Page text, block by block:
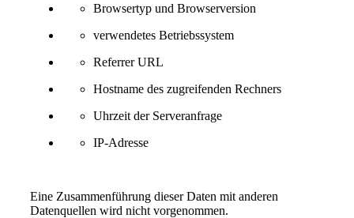
Browsertyp und Browserversion
verwendetes Betriebssystem
Referrer URL
Hostname des zugreifenden Rechners
Uhrzeit der Serveranfrage
IP-Adresse
Eine Zusammenführung dieser Daten mit anderen
Datenquellen wird nicht vorgenommen.